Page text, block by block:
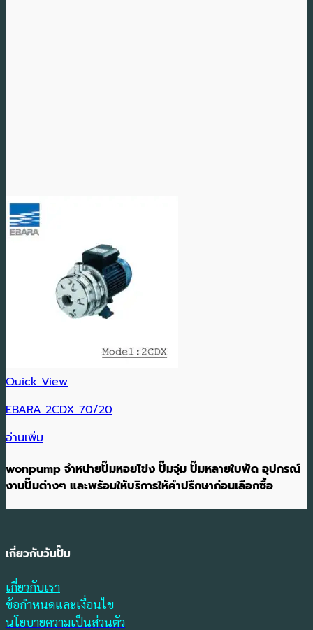
Quick View
EBARA 2CDX 70/20
อ่านเพิ่ม
wonpump จำหน่ายปั๊มหอยโข่ง ปั๊มจุ่ม ปั๊มหลายใบพัด อุปกรณ์
งานปั๊มต่างๆ และพร้อมให้บริการให้คำปรึกษาก่อนเลือกซื้อ
เกี่ยวกับวันปั๊ม
เกี่ยวกับเรา
ข้อกำหนดและเงื่อนไข
นโยบายความเป็นส่วนตัว